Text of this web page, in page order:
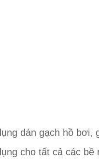
dán gạch hồ bơi,
cho tất cả các bề